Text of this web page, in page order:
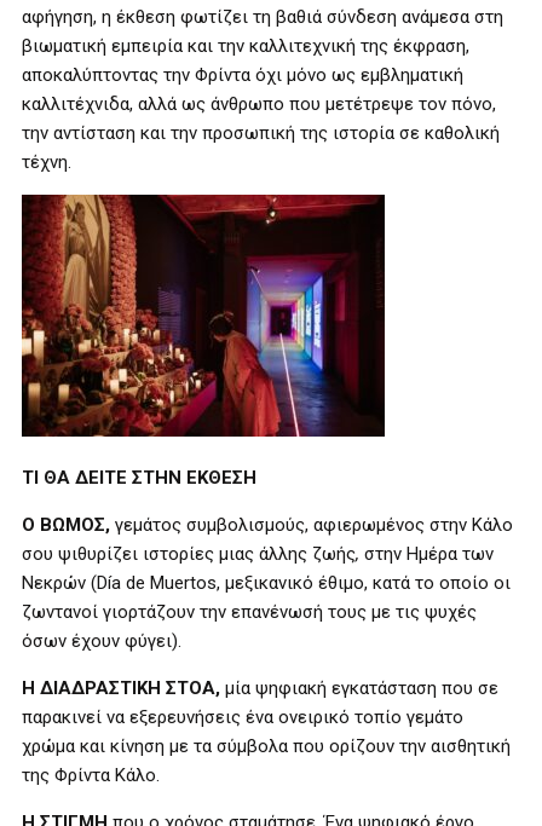
αφήγηση, η έκθεση φωτίζει τη βαθιά σύνδεση ανάμεσα στη
βιωματική εμπειρία και την καλλιτεχνική της έκφραση,
αποκαλύπτοντας την Φρίντα όχι μόνο ως εμβληματική
καλλιτέχνιδα, αλλά ως άνθρωπο που μετέτρεψε τον πόνο,
την αντίσταση και την προσωπική της ιστορία σε καθολική
τέχνη.
ΤΙ ΘΑ ΔΕΙΤΕ ΣΤΗΝ ΕΚΘΕΣΗ
Ο ΒΩΜΟΣ, γεμάτος συμβολισμούς, αφιερωμένος στην Κάλο
σου ψιθυρίζει ιστορίες μιας άλλης ζωής, στην Ημέρα των
Νεκρών (Día de Muertos, μεξικανικό έθιμο, κατά το οποίο οι
ζωντανοί γιορτάζουν την επανένωσή τους με τις ψυχές
όσων έχουν φύγει).
Η ΔΙΑΔΡΑΣΤΙΚΗ ΣΤΟΑ, μία ψηφιακή εγκατάσταση που σε
παρακινεί να εξερευνήσεις ένα ονειρικό τοπίο γεμάτο
χρώμα και κίνηση με τα σύμβολα που ορίζουν την αισθητική
της Φρίντα Κάλο.